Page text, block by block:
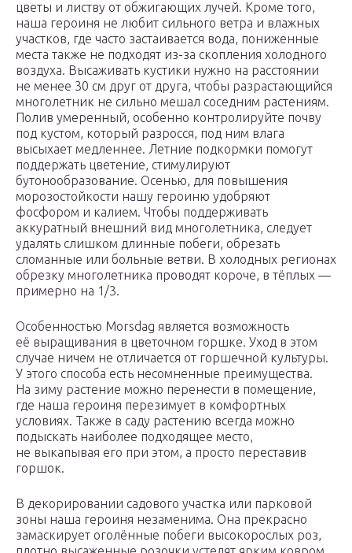
цветы и листву от обжигающих лучей. Кроме того,
наша героиня не любит сильного ветра и влажных
участков, где часто застаивается вода, пониженные
места также не подходят из-за скопления холодного
воздуха. Высаживать кустики нужно на расстоянии
не менее 30 см друг от друга, чтобы разрастающийся
многолетник не сильно мешал соседним растениям.
Полив умеренный, особенно контролируйте почву
под кустом, который разросся, под ним влага
высыхает медленнее. Летние подкормки помогут
поддержать цветение, стимулируют
бутонообразование. Осенью, для повышения
морозостойкости нашу героиню удобряют
фосфором и калием. Чтобы поддерживать
аккуратный внешний вид многолетника, следует
удалять слишком длинные побеги, обрезать
сломанные или больные ветви. В холодных регионах
обрезку многолетника проводят короче, в тёплых —
примерно на 1/3.
Особенностью Morsdag является возможность
её выращивания в цветочном горшке. Уход в этом
случае ничем не отличается от горшечной культуры.
У этого способа есть несомненные преимущества.
На зиму растение можно перенести в помещение,
где наша героиня перезимует в комфортных
условиях. Также в саду растению всегда можно
подыскать наиболее подходящее место,
не выкапывая его при этом, а просто переставив
горшок.
В декорировании садового участка или парковой
зоны наша героиня незаменима. Она прекрасно
замаскирует оголённые побеги высокорослых роз,